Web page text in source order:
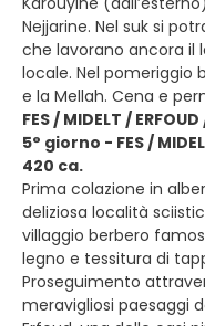
Nejjarine. Nel suk si
che lavorano ancora il
locale. Nel pomeriggio
e la Mellah. Cena e
FES / MIDELT /
5° giorno - FES /
420 ca.
Prima colazione in
deliziosa località
villaggio berbero
legno e tessitura di
Proseguimento
meravigliosi paesaggi